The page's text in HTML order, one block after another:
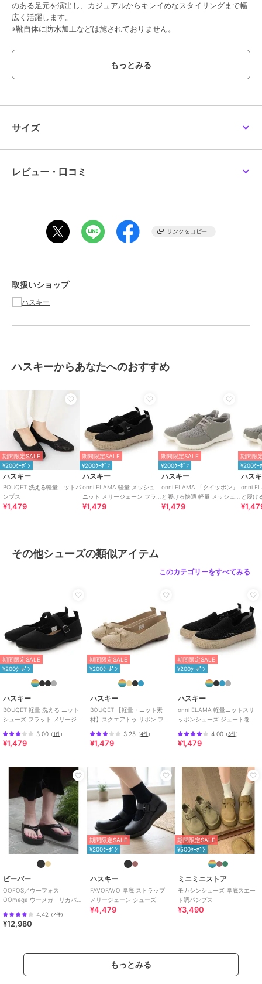
のある足元を演出し、カジュアルからキレイめなスタイリングまで幅
広く活躍します。
※靴自体に防水加工などは施されておりません。
・抜群の通気性：メッシュ素材が足を快適に保ち、蒸れにくい。
・軽量＆柔らかな履き心地：長時間の着用でも疲れにくい軽量設計
と、足にフィットする伸縮性のあるニット素材。
にぴったりです
伸縮性のある素材の為、ピッタリ目のフィッティングがおすすめで
期間限定セール開催中
商品カテゴリ
性別タイプ
素材
アッパー：ニット / アウトソー
商品のお取り扱い方法
サイズ
レビュー・口コミ
取扱いショップ
ハスキーからあなたへのおすすめ
期間限定SALE
¥200ｸｰﾎﾟﾝ
ハスキー
BOUQET 洗える軽量ニットパ
ンプス
¥1,479
期間限定SALE
¥200ｸｰﾎﾟﾝ
ハスキー
onni ELAMA 軽量 メッシュ
ニット メリージェーン フラ
ットシューズ
¥1,479
期間限定SALE
¥200ｸｰﾎﾟﾝ
ハスキー
onni ELAMA 「クイッポン」
と履ける快適 軽量 メッシュ
レースアップカジュアルスニ
¥1,479
期間限
¥200ｸｰ
ハス
onni
と履け
カジュ
その他シューズの類似アイテム
このカテゴリーをすべてみる
期間限定SALE
¥200ｸｰﾎﾟﾝ
ハスキー
BOUQET 軽量 洗える ニット
シューズ フラット メリージェ
3.00 （1件）
¥1,479
期間限定SALE
¥200ｸｰﾎﾟﾝ
ハスキー
BOUQET 【軽量・ニット素
材】スクエアトゥ リボン フラ
3.25 （4件）
¥1,479
期間限定SALE
¥200ｸｰﾎﾟﾝ
ハスキー
onni ELAMA 軽量ニットスリ
ッポンシューズ ジュート巻き
4.00（3件）
¥1,479
ビーバー
OOFOS／ウーフォス
OOmega ウーメガ リカバリ
4.42 （7件）
¥12,980
期間限定SALE
¥200ｸｰﾎﾟﾝ
ハスキー
FAVOFAVO 厚底 ストラップ
メリージェーン シューズ
¥4,479
期間限定SALE
¥500ｸｰﾎﾟﾝ
ミニミニストア
モカシンシューズ 厚底スエー
ド調パンプス
¥3,490
もっとみる